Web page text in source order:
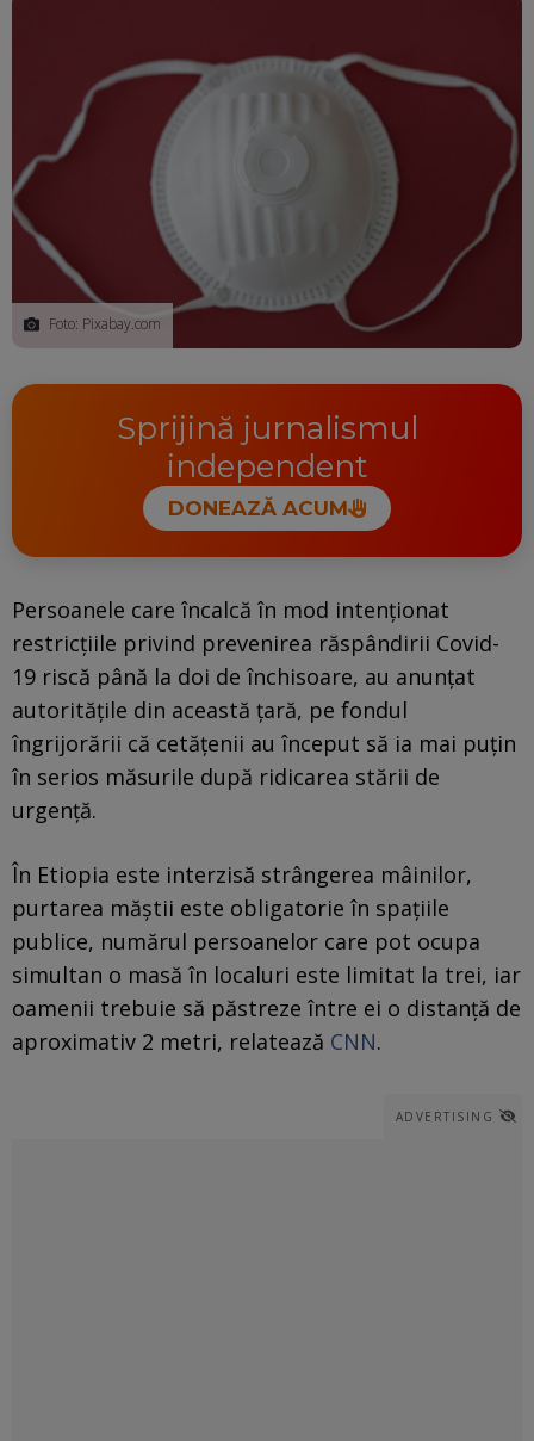
Foto: Pixabay.com
Sprijină jurnalismul
independent
DONEAZĂ ACUM
Persoanele care încalcă în mod intenţionat
restricţiile privind prevenirea răspândirii Covid-
19 riscă până la doi de închisoare, au anunţat
autorităţile din această ţară, pe fondul
îngrijorării că cetăţenii au început să ia mai puţin
în serios măsurile după ridicarea stării de
urgenţă.
În Etiopia este interzisă strângerea mâinilor,
purtarea măştii este obligatorie în spaţiile
publice, numărul persoanelor care pot ocupa
simultan o masă în localuri este limitat la trei, iar
oamenii trebuie să păstreze între ei o distanţă de
aproximativ 2 metri, relatează CNN.
ADVERTISING